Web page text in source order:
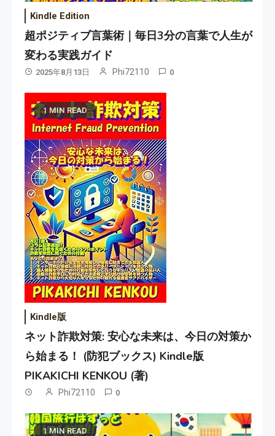
Kindle Edition
超ポジティブ言葉術｜毎日3分の言葉で人生が
変わる実践ガイド
2025年8月13日 Phi72110 0
1 MIN READ
Kindle版
ネット詐欺対策: 安心な未来は、今日の対策か
ら始まる！ (防犯ブックス) Kindle版
PIKAKICHI KENKOU (著)
Phi72110 0
1 MIN READ